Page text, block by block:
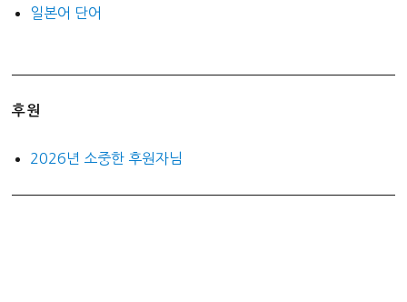
일본어 단어
후원
2026년 소중한 후원자님